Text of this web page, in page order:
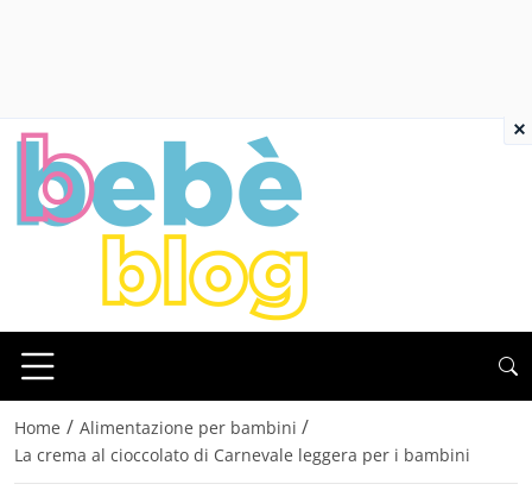
Home / Alimentazione per bambini /
La crema al cioccolato di Carnevale leggera per i bambini
×